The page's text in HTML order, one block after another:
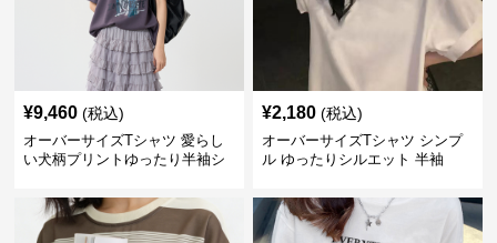
¥9,460 (税込)
オーバーサイズTシャツ 愛らし
い犬柄プリントゆったり半袖シ
¥2,180 (税込)
オーバーサイズTシャツ シンプ
ル ゆったりシルエット 半袖